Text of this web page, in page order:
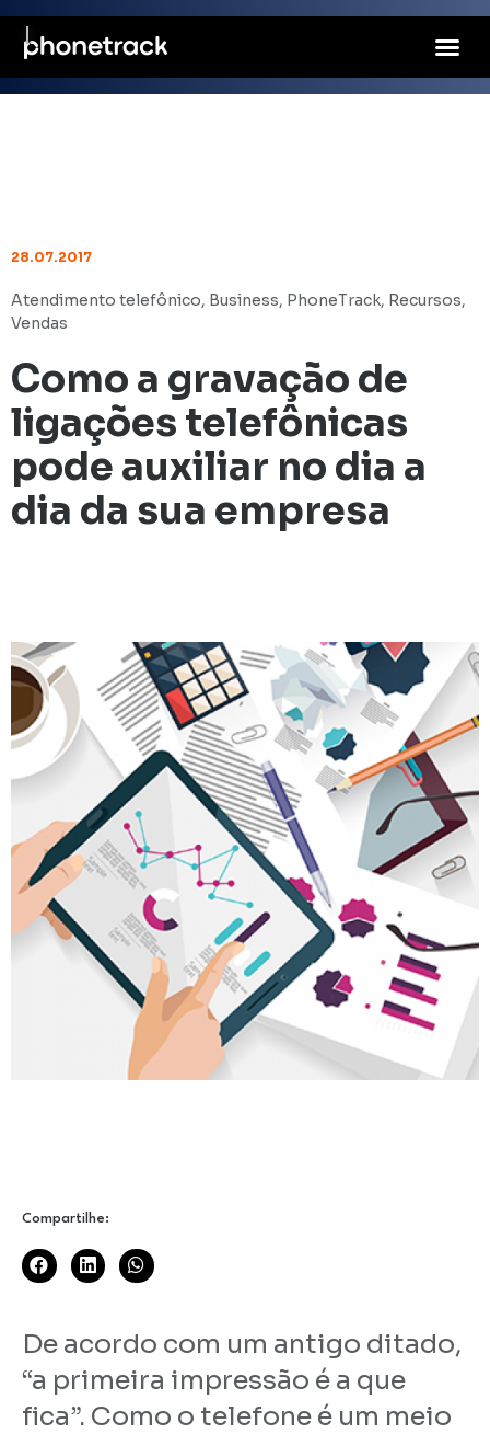
28.07.2017
Atendimento telefônico, Business, PhoneTrack, Recursos,
Vendas
Como a gravação de
ligações telefônicas
pode auxiliar no dia a
dia da sua empresa
Compartilhe:
De acordo com um antigo ditado,
“a primeira impressão é a que
fica”. Como o telefone é um meio